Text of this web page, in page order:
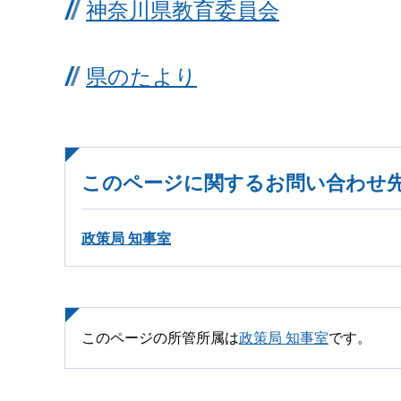
神奈川県教育委員会
県のたより
このページに関するお問い合わせ
政策局 知事室
このページの所管所属は政策局 知事室です。